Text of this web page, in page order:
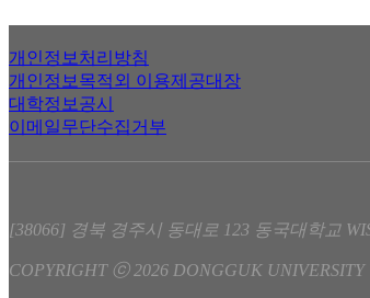
개인정보처리방침
개인정보목적외 이용제공대장
대학정보공시
이메일무단수집거부
[38066] 경북 경주시 동대로 123 동국대학교
COPYRIGHT ⓒ 2026 DONGGUK UNIVERSITY